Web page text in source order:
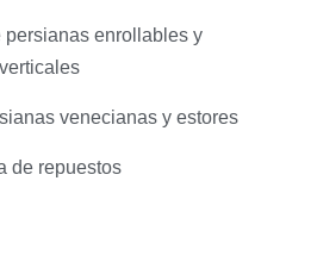
persianas enrollables y
verticales
venecianas y estores
de repuestos